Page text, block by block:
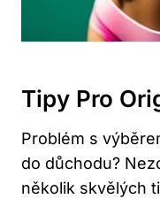
Tipy Pro
Problém s
do důchodu?
několik skvělých